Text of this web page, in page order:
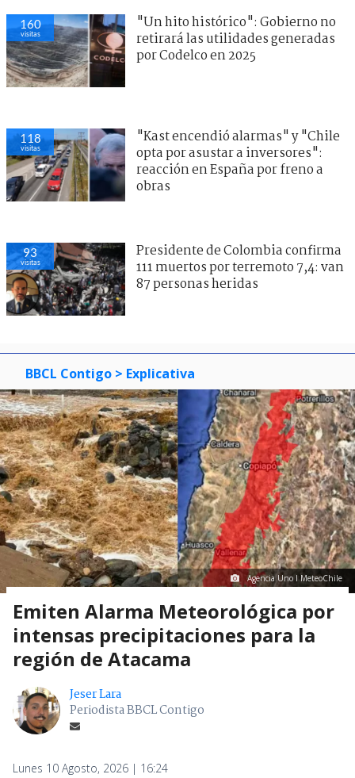
160
visitas
"Un hito histórico": Gobierno no
retirará las utilidades generadas
por Codelco en 2025
118
visitas
"Kast encendió alarmas" y "Chile
opta por asustar a inversores":
reacción en España por freno a
obras
93
visitas
Presidente de Colombia confirma
111 muertos por terremoto 7,4: van
87 personas heridas
BBCL Contigo > Explicativa
Agencia Uno I MeteoChile
Emiten Alarma Meteorológica por
intensas precipitaciones para la
región de Atacama
Jeser Lara
Periodista BBCL Contigo
Lunes 10 Agosto, 2026 | 16:24